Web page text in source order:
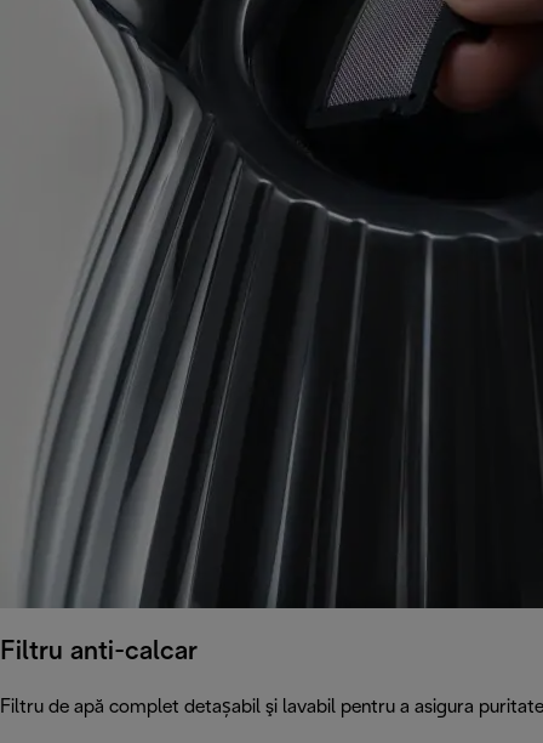
Filtru anti-calcar
Filtru de apă complet detașabil şi lavabil pentru a asigura